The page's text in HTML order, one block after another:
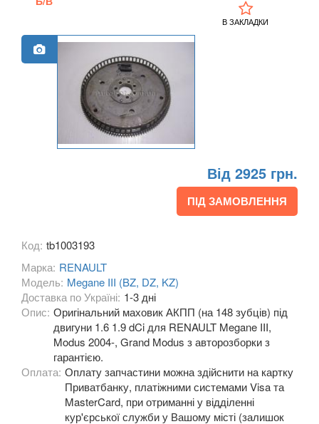
LANCIA
LAND ROVER
keyboard_arrow_down
MITSUBISHI
NISSAN keyboard_arrow_down
OPEL
PEUGEOT keyboard_arrow_down
PORSCHE
Від 2925 грн.
ПІД ЗАМОВЛЕННЯ
В ЗАКЛАДКИ
Код: tb1003193
Марка: RENAULT
Модель: Megane III (BZ, DZ, KZ)
Доставка по Україні: 1-3 дні
Опис: Оригінальний маховик АКПП (на 148 зубців) під
двигуни 1.6 1.9 dCi для RENAULT Megane III,
Modus 2004-, Grand Modus з авторозборки з
гарантією.
Оплата: Оплату запчастини можна здійснити на картку
Приватбанку, платіжними системами Visa та
MasterCard, при отриманні у відділенні
кур'єрської служби у Вашому місті (залишок